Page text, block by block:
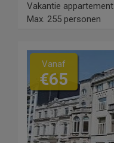
Vakantie appartement
Max. 255 personen
Vanaf
€65